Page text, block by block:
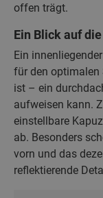
offen trägt.
Ein Blick auf
Ein
für den optimalen
ist – ein
aufweisen kann.
einstellbare
ab. Besonders
vorn und das
reflektierende